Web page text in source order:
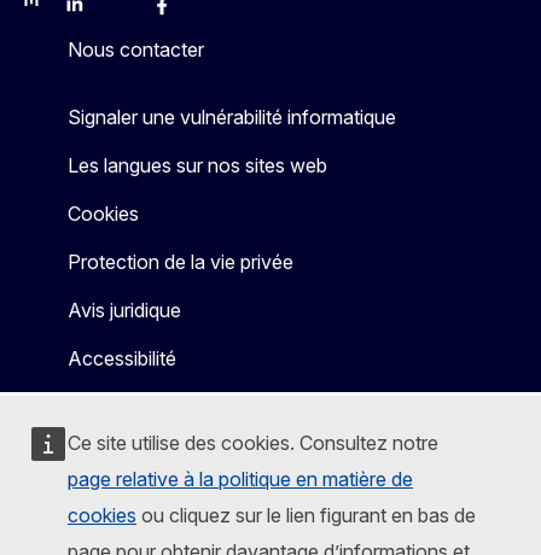
Ce site utilise des cookies. Consultez notre
page relative à la politique en matière de
cookies ou cliquez sur le lien figurant en bas de
MastodonLinkedInBlueskyFacebook
Nous contacter
Signaler une vulnérabilité informatique
Les langues sur nos sites web
Cookies
Protection de la vie privée
Avis juridique
Accessibilité